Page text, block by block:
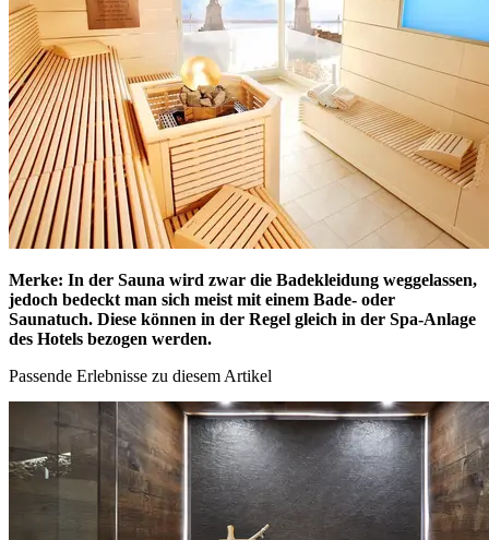
Merke: In der Sauna wird zwar die Badekleidung weggelassen,
jedoch bedeckt man sich meist mit einem Bade- oder
Saunatuch. Diese können in der Regel gleich in der Spa-Anlage
des Hotels bezogen werden.
Passende Erlebnisse zu diesem Artikel